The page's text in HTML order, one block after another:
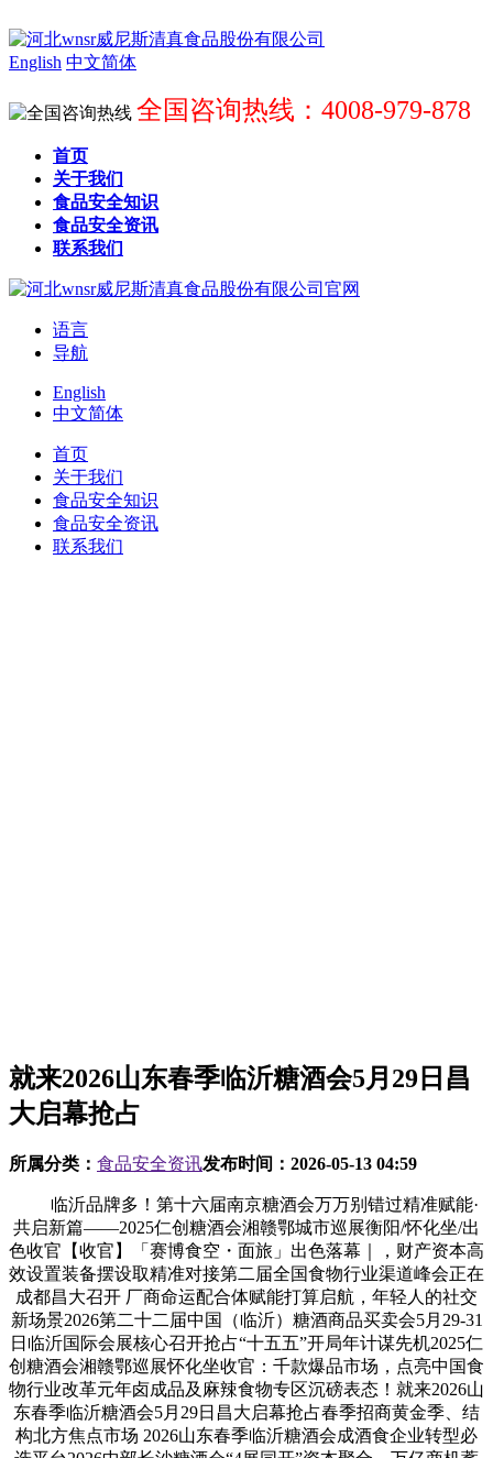
English 中文简体
全国咨询热线：4008-979-878
首页
关于我们
食品安全知识
食品安全资讯
联系我们
语言
导航
English
中文简体
首页
关于我们
食品安全知识
食品安全资讯
联系我们
就来2026山东春季临沂糖酒会5月29日昌
大启幕抢占
所属分类： 食品安全资讯发布时间： 2026-05-13 04:59
临沂品牌多！第十六届南京糖酒会万万别错过精准赋能·
共启新篇——2025仁创糖酒会湘赣鄂城市巡展衡阳/怀化坐/出
色收官【收官】「赛博食空・面旅」出色落幕｜，财产资本高
效设置装备摆设取精准对接第二届全国食物行业渠道峰会正在
成都昌大召开 厂商命运配合体赋能打算启航，年轻人的社交
新场景2026第二十二届中国（临沂）糖酒商品买卖会5月29-31
日临沂国际会展核心召开抢占“十五五”开局年计谋先机2025仁
创糖酒会湘赣鄂巡展怀化坐收官：千款爆品市场，点亮中国食
物行业改革元年卤成品及麻辣食物专区沉磅表态！就来2026山
东春季临沂糖酒会5月29日昌大启幕抢占春季招商黄金季、结
构北方焦点市场 2026山东春季临沂糖酒会成酒食企业转型必